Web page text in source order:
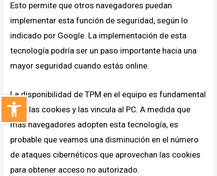
Abrir barra de herramientas
Esto permite que otros navegadores puedan
implementar esta función de seguridad, según lo
indicado por Google. La implementación de esta
tecnología podría ser un paso importante hacia una
mayor seguridad cuando estás online.
La disponibilidad de TPM en el equipo es fundamental
cifra las cookies y las vincula al PC. A medida que
más navegadores adopten esta tecnología, es
probable que veamos una disminución en el número
de ataques cibernéticos que aprovechan las cookies
para obtener acceso no autorizado.